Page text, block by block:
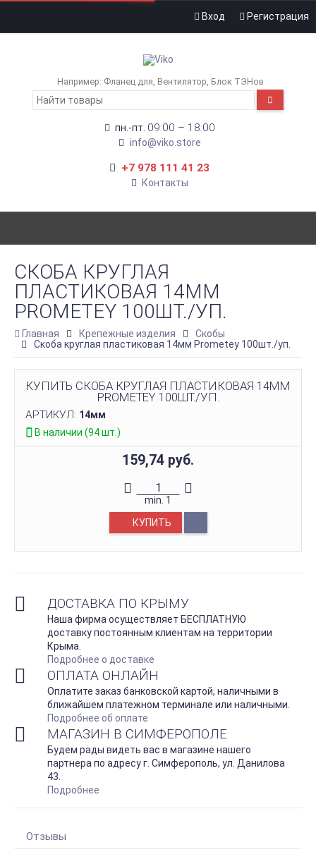
Вход Регистрация
Например: Фланец для Вентилятор Блок ТЭНов
пн.-пт. 09:00 – 18:00
info@viko.store
+7 978 111 41 23
Контакты
СКОБА КРУГЛАЯ
ПЛАСТИКОВАЯ 14ММ
PROMETEY 100ШТ./УП.
Главная Крепежные изделия
Скобы
Скоба круглая пластиковая 14мм Prometey 100шт./уп.
КУПИТЬ СКОБА КРУГЛАЯ ПЛАСТИКОВАЯ 14ММ
PROMETEY 100ШТ./УП.
АРТИКУЛ: 14мм
В наличии (94 шт.)
159,74 руб.
min. 1
КУПИТЬ
ДОСТАВКА ПО КРЫМУ
Наша фирма осуществляет БЕСПЛАТНУЮ
доставку постоянным клиентам на территории
Крыма.
Подробнее о доставке
ОПЛАТА ОНЛАЙН
Оплатите заказ банковской картой, наличными в
ближайшем платежном терминале или наличными.
Подробнее об оплате
МАГАЗИН В СИМФЕРОПОЛЕ
Будем рады видеть вас в магазине нашего
партнера по адресу г. Симферополь, ул. Данилова
43.
Подробнее
Отзывы